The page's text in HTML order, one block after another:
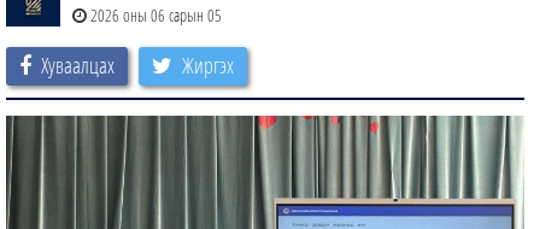
2026 оны 06 сарын 05
Хуваалцах Жиргэх